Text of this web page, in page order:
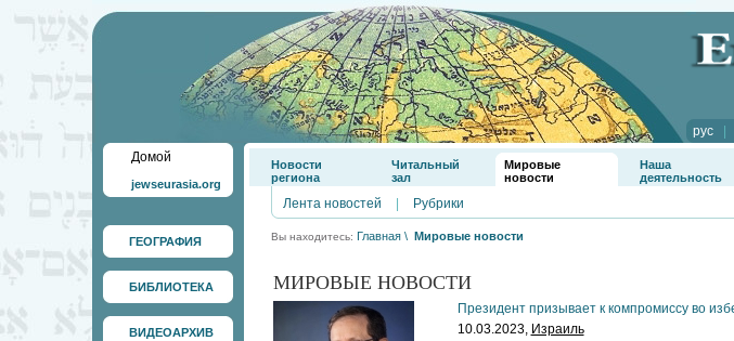
рус|
Домой
jewseurasia.org
ГЕОГРАФИЯ
БИБЛИОТЕКА
ВИДЕОАРХИВ
Новости
региона
Читальный
зал
Мировые
новости
Наша
деятельность
Лента новостей Рубрики
Вы находитесь: Главная \ Мировые новости
МИРОВЫЕ НОВОСТИ
Президент призывает к компромиссу во
10.03.2023, Израиль